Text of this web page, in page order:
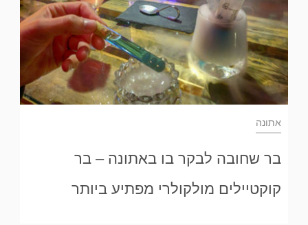
אתונה
בר שחובה לבקר בו באתונה – בר
קוקטיילים מולקולרי מפתיע ביותר